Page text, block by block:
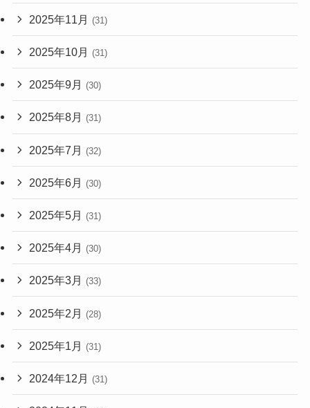
2025年11月 (31)
2025年10月 (31)
2025年9月 (30)
2025年8月 (31)
2025年7月 (32)
2025年6月 (30)
2025年5月 (31)
2025年4月 (30)
2025年3月 (33)
2025年2月 (28)
2025年1月 (31)
2024年12月 (31)